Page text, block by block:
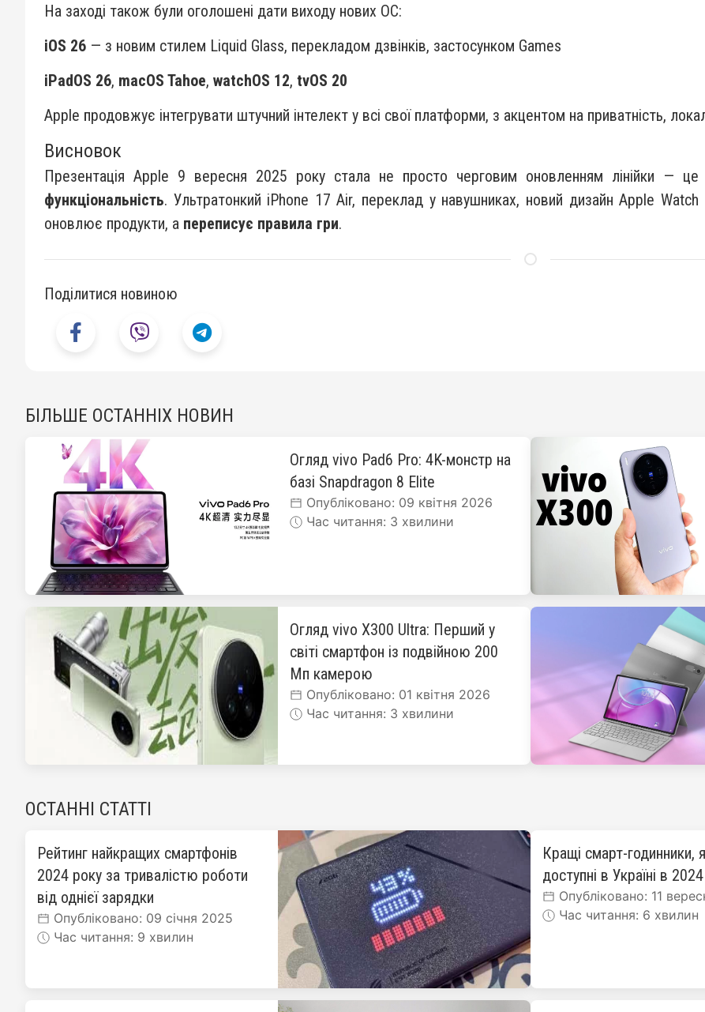
На заході також були оголошені дати виходу нових ОС:
iOS 26 — з новим стилем Liquid Glass, перекладом дзвінків, застосунком Games
iPadOS 26, macOS Tahoe, watchOS 12, tvOS 20
Apple продовжує інтегрувати штучний інтелект у всі свої платформи, з акцентом на приватність,
Висновок
Презентація Apple 9 вересня 2025 року стала не просто черговим оновленням лінійки — це
функціональність. Ультратонкий iPhone 17 Air, переклад у навушниках, новий дизайн Apple
оновлює продукти, а переписує правила гри.
Поділитися новиною
БІЛЬШЕ ОСТАННІХ НОВИН
Огляд vivo Pad6 Pro: 4K-монстр на
базі Snapdragon 8 Elite
Опубліковано: 09 квітня 2026
Час читання: 3 хвилини
Огляд vivo X300 Ultra: Перший у
світі смартфон із подвійною 200
Мп камерою
Опубліковано: 01 квітня 2026
Час читання: 3 хвилини
ОСТАННІ СТАТТІ
Рейтинг найкращих смартфонів
2024 року за тривалістю роботи
від однієї зарядки
Опубліковано: 09 січня 2025
Час читання: 9 хвилин
Кращі смарт-годинники,
доступні в Україні в
Опубліковано: 11
Час читання: 6 хвилин